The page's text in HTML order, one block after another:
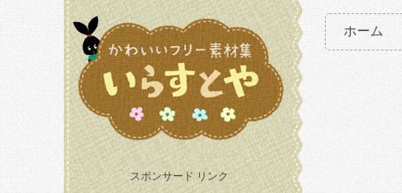
スポンサード リンク
ホーム